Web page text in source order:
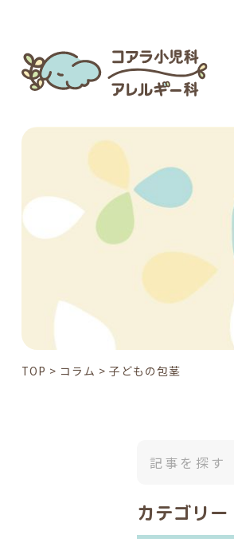
TOP > コラム > 子どもの包茎
カテゴリー